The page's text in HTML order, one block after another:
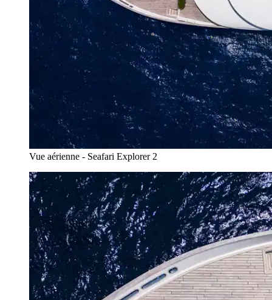
Vue aérienne - Seafari Explorer 2